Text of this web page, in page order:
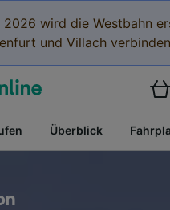
2026 wird die Westbahn
und Villach
Überblick